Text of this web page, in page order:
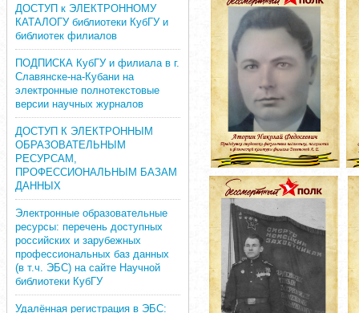
ДОСТУП к ЭЛЕКТРОННОМУ
КАТАЛОГУ библиотеки КубГУ и
библиотек филиалов
ПОДПИСКА КубГУ и филиала в г.
Славянске-на-Кубани на
электронные полнотекстовые
версии научных журналов
ДОСТУП К ЭЛЕКТРОННЫМ
ОБРАЗОВАТЕЛЬНЫМ
РЕСУРСАМ,
ПРОФЕССИОНАЛЬНЫМ БАЗАМ
ДАННЫХ
Электронные образовательные
ресурсы: перечень доступных
российских и зарубежных
профессиональных баз данных
(в т.ч. ЭБС) на сайте Научной
библиотеки КубГУ
Удалённая регистрация в ЭБС: